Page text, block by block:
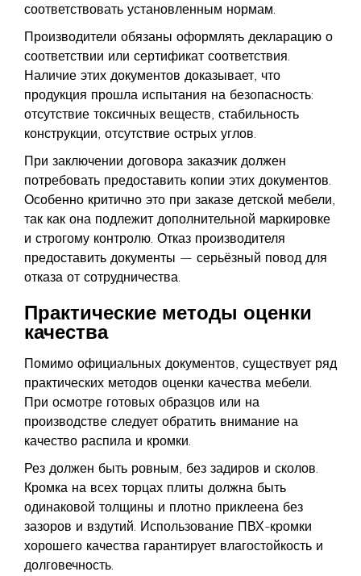
соответствовать установленным нормам.
Производители обязаны оформлять декларацию о
соответствии или сертификат соответствия.
Наличие этих документов доказывает, что
продукция прошла испытания на безопасность:
отсутствие токсичных веществ, стабильность
конструкции, отсутствие острых углов.
При заключении договора заказчик должен
потребовать предоставить копии этих документов.
Особенно критично это при заказе детской мебели,
так как она подлежит дополнительной маркировке
и строгому контролю. Отказ производителя
предоставить документы — серьёзный повод для
отказа от сотрудничества.
Практические методы оценки
качества
Помимо официальных документов, существует ряд
практических методов оценки качества мебели.
При осмотре готовых образцов или на
производстве следует обратить внимание на
качество распила и кромки.
Рез должен быть ровным, без задиров и сколов.
Кромка на всех торцах плиты должна быть
одинаковой толщины и плотно приклеена без
зазоров и вздутий. Использование ПВХ-кромки
хорошего качества гарантирует влагостойкость и
долговечность.